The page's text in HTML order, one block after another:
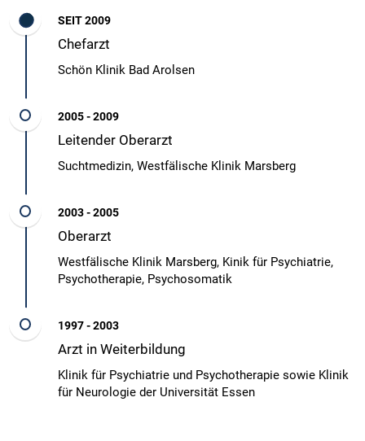
SEIT 2009
Chefarzt
Schön Klinik Bad Arolsen
2005 - 2009
Leitender Oberarzt
Suchtmedizin, Westfälische Klinik Marsberg
2003 - 2005
Oberarzt
Westfälische Klinik Marsberg, Kinik für Psychiatrie,
Psychotherapie, Psychosomatik
1997 - 2003
Arzt in Weiterbildung
Klinik für Psychiatrie und Psychotherapie sowie Klinik
für Neurologie der Universität Essen